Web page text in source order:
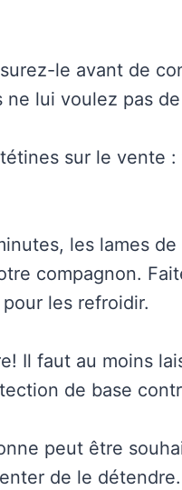
le avant de
lui voulez pas de
sur le vente
les lames
compagnon.
les refroidir.
Il faut au moins
de base
peut être
de le détendre.